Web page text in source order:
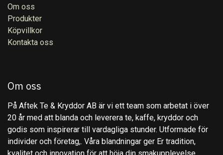
Om oss
Produkter
Köpvillkor
Kontakta oss
Om oss
På Aftek Te & Kryddor AB är vi ett team som arbetat i över
20 år med att blanda och leverera te, kaffe, kryddor och
godis som inspirerar till vardagliga stunder. Utformade för
individer och företag,. Våra blandningar ger Er tradition,